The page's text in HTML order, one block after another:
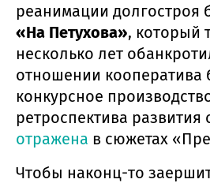
реанимации долгостроя
«На Петухова», который
несколько лет
отношении кооператива
конкурсное
ретроспектива развития
отражена в сюжетах
Чтобы наконц-то